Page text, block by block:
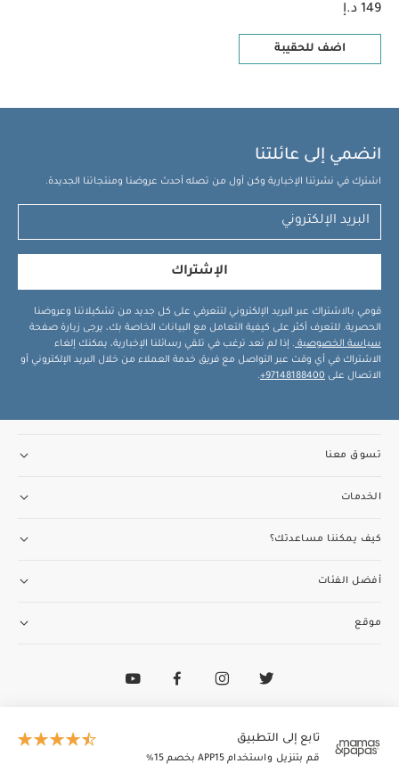
149 د.إ
اضف للحقيبة
تابع إلى التطبيق
قم بتنزيل واستخدام APP15 بخصم 15٪
انضمي إلى عائلتنا
اشترك في نشرتنا الإخبارية وكن أول من تصله أحدث عروضنا ومنتجاتنا الجديدة.
الإشتراك
قومي بالاشتراك عبر البريد الإلكتروني لتتعرفي على كل جديد من تشكيلاتنا وعروضنا
الحصرية. للتعرف أكثر على كيفية التعامل مع البيانات الخاصة بك، يرجى زيارة صفحة
سياسة الخصوصية . إذا لم تعد ترغب في تلقي رسائلنا الإخبارية، يمكنك إلغاء
الاشتراك في أي وقت عبر التواصل مع فريق خدمة العملاء من خلال البريد الإلكتروني أو
الاتصال على 97148188400+
.
تسوق معنا
الخدمات
كيف يمكننا مساعدتك؟
أفضل الفئات
موقع
الطاير إنسغنيا (ذ.م.م) تدير وتمتلك ماماز وباباز
© 2026 الطاير إنسغنيا (ذ.م.م). جميع الحقوق محفوظة